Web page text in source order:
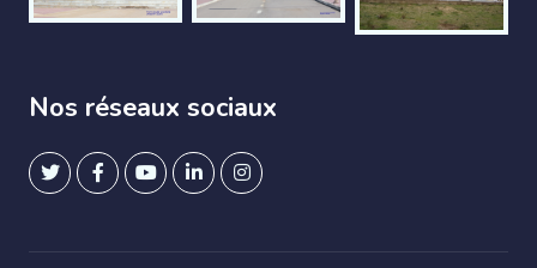
Nos réseaux sociaux